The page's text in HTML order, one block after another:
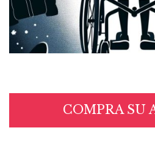
COMPRA SU